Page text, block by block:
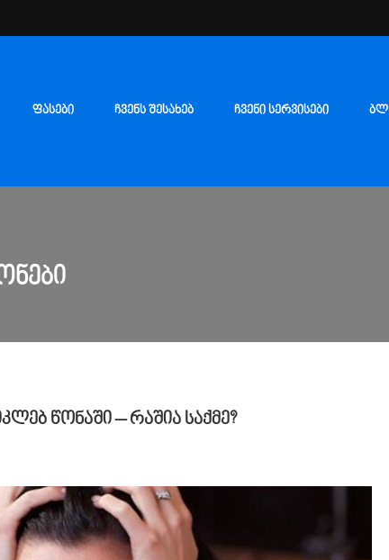
ᲤᲐᲡᲔᲑᲘ ᲩᲕᲔᲜᲡ ᲨᲔᲡᲐᲮᲔᲑ ᲩᲕᲔᲜᲘ ᲡᲔᲠᲕᲘᲡᲔᲑᲘ
წონაში – რაშია საქმე?